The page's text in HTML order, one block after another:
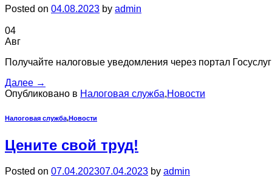
Posted on 04.08.2023 by admin
04
Авг
Получайте налоговые уведомления через портал Госуслуг
Далее →
Опубликовано в Налоговая служба,Новости
Налоговая служба,Новости
Цените свой труд!
Posted on 07.04.202307.04.2023 by admin